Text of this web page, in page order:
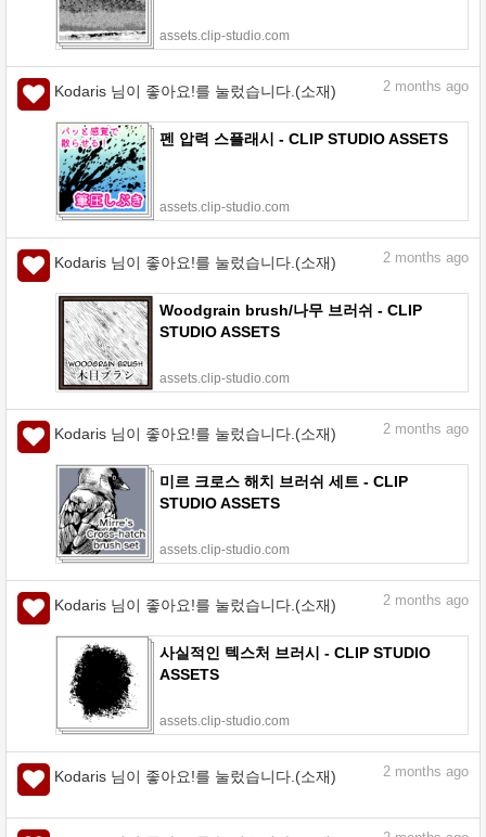
assets.clip-studio.com
Kodaris 님이 좋아요!를 눌렀습니다.(소재) 2 months ago
펜 압력 스플래시 - CLIP STUDIO ASSETS
assets.clip-studio.com
Kodaris 님이 좋아요!를 눌렀습니다.(소재) 2 months ago
Woodgrain brush/나무 브러쉬 - CLIP
STUDIO ASSETS
assets.clip-studio.com
Kodaris 님이 좋아요!를 눌렀습니다.(소재) 2 months ago
미르 크로스 해치 브러쉬 세트 - CLIP
STUDIO ASSETS
assets.clip-studio.com
Kodaris 님이 좋아요!를 눌렀습니다.(소재) 2 months ago
사실적인 텍스처 브러시 - CLIP STUDIO
ASSETS
assets.clip-studio.com
Kodaris 님이 좋아요!를 눌렀습니다.(소재) 2 months ago